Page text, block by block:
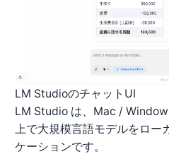
LM StudioのチャットUI
LM Studio は、Mac /
上で大規模言語モデルをロー
ケーションです。